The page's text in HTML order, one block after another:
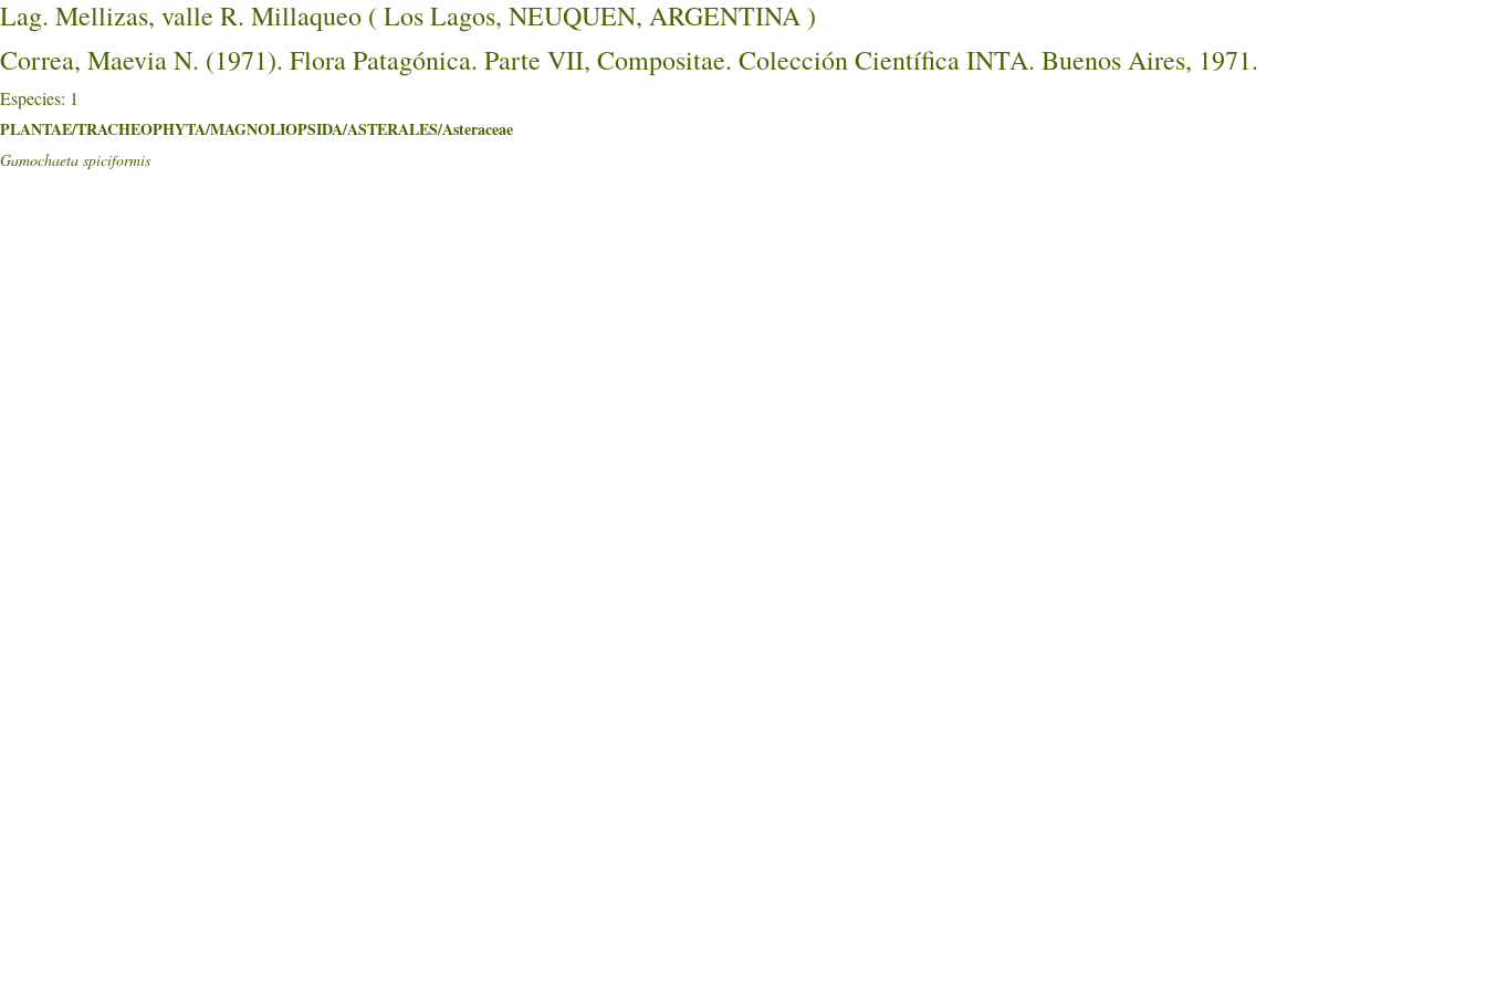
Lag. Mellizas, valle R. Millaqueo ( Los Lagos, NEUQUEN, ARGENTINA )
Correa, Maevia N. (1971). Flora Patagónica. Parte VII, Compositae. Colección Científica INTA. Buenos Aires, 1971.
Especies: 1
PLANTAE/TRACHEOPHYTA/MAGNOLIOPSIDA/ASTERALES/Asteraceae
Gamochaeta spiciformis